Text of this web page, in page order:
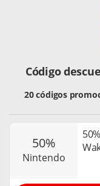
Código
20 códigos
50%
nintendo